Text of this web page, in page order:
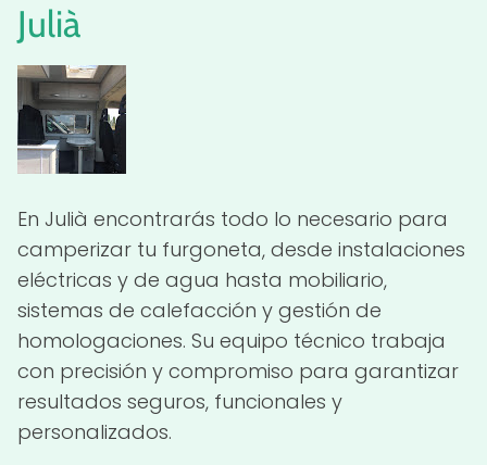
Julià
En Julià encontrarás todo lo necesario para
camperizar tu furgoneta, desde instalaciones
eléctricas y de agua hasta mobiliario,
sistemas de calefacción y gestión de
homologaciones. Su equipo técnico trabaja
con precisión y compromiso para garantizar
resultados seguros, funcionales y
personalizados.